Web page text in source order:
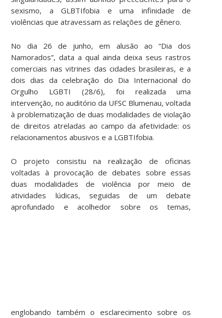
sexismo, a GLBTIfobia e uma infinidade de
violências que atravessam as relações de gênero.
No dia 26 de junho, em alusão ao “Dia dos
Namorados”, data a qual ainda deixa seus rastros
comerciais nas vitrines das cidades brasileiras, e a
dois dias da celebração do Dia Internacional do
Orgulho LGBTI (28/6), foi realizada uma
intervenção, no auditório da UFSC Blumenau, voltada
à problematização de duas modalidades de violação
de direitos atreladas ao campo da afetividade: os
relacionamentos abusivos e a LGBTIfobia.
O projeto consistiu na realização de oficinas
voltadas à provocação de debates sobre essas
duas modalidades de violência por meio de
atividades lúdicas, seguidas de um debate
aprofundado e acolhedor sobre os temas,
englobando também o esclarecimento sobre os